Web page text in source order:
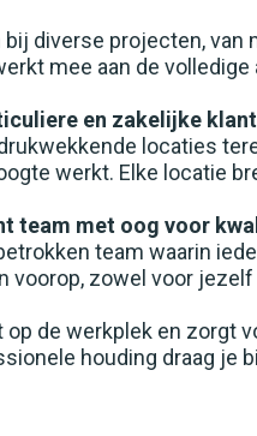
diverse projecten,
mee aan de
en zakelijke
locaties
werkt. Elke locatie
team met oog voor
team waarin
voorop, zowel voor jezelf
de werkplek en zorgt
houding draag je